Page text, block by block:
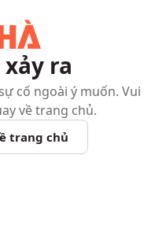
ra
cố ngoài ý muốn. Vui
về trang chủ.
trang chủ